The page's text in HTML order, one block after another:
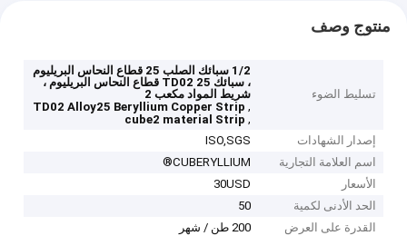
منتوج وصف
تسليط الضوء
1/2 سبائك الصلب 25 قطاع النحاس البريليوم
، سبائك TD02 25 قطاع النحاس البريليوم ،
شريط المواد مكعب 2
,
TD02 Alloy25 Beryllium Copper Strip
,
cube2 material Strip
إصدار الشهادات
ISO,SGS
اسم العلامة التجارية
CUBERYLLIUM®
الأسعار
30USD
الحد الأدنى لكمية
50
القدرة على العرض
200 طن / شهر